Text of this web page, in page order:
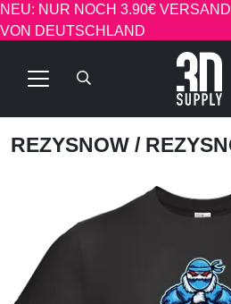
NEU: NUR NOCH 3.90€
VON DEUTSCHLAND
REZYSNOW /